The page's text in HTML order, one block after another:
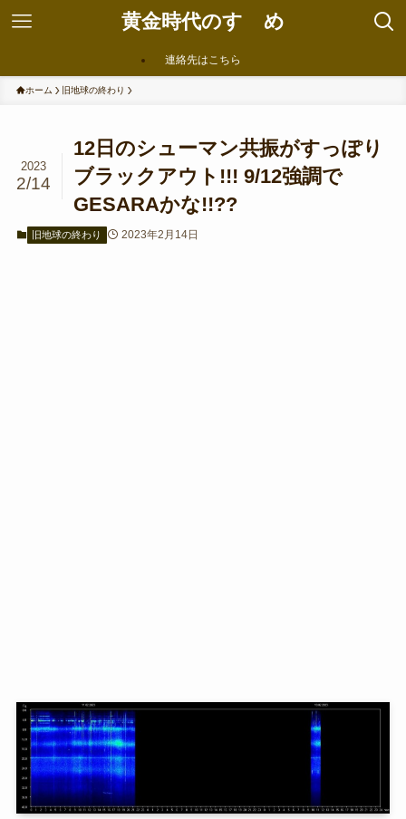
黄金時代のすゝめ
連絡先はこちら
ホーム 旧地球の終わり
12日のシューマン共振がすっぽり
ブラックアウト!!! 9/12強調で
GESARAかな!!??
2023
2/14
旧地球の終わり 2023年2月14日